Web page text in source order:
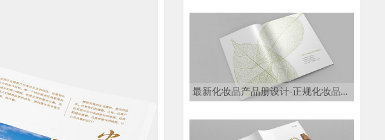
最新化妆品产品册设计-正规化妆品画册设计公司